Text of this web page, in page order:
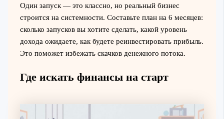
Один запуск — это классно, но реальный бизнес
строится на системности. Составьте план на 6 месяцев:
сколько запусков вы хотите сделать, какой уровень
дохода ожидаете, как будете реинвестировать прибыль.
Это поможет избежать скачков денежного потока.
Где искать финансы на старт